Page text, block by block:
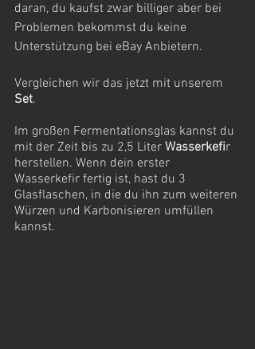
daran, du kaufst zwar billiger aber bei
Problemen bekommst du keine
Unterstützung bei eBay Anbietern.
Vergleichen wir das jetzt mit unserem
Set.
Im großen Fermentationsglas kannst du
mit der Zeit bis zu 2,5 Liter Wasserkefir
herstellen. Wenn dein erster
Wasserkefir fertig ist, hast du 3
Glasflaschen, in die du ihn zum weiteren
Würzen und Karbonisieren umfüllen
kannst.